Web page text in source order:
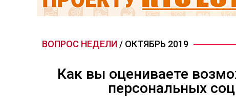
ВОПРОС НЕДЕЛИ / ОКТЯБРЬ 2019
Как вы оцениваете
персональных